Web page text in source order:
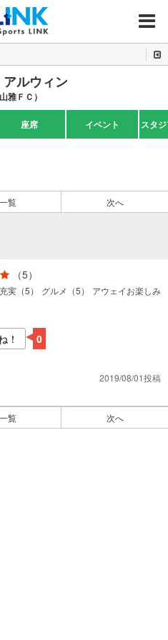
MENU
ルウィン
雅ＦＣ）
座席 イベント スタ
一覧 次へ
（5）
実（5） グルメ（5）
アウェイお楽しみ
！ 0
2019/08/01投稿
一覧 次へ